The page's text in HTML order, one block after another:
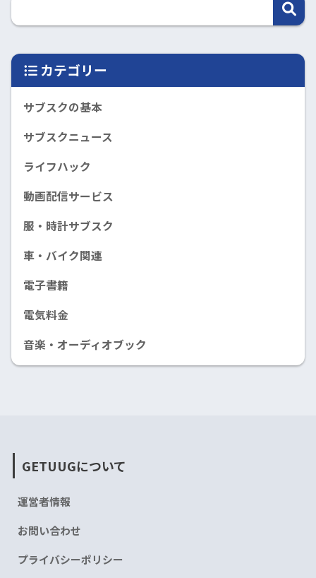
カテゴリー
サブスクの基本
サブスクニュース
ライフハック
動画配信サービス
服・時計サブスク
車・バイク関連
電子書籍
電気料金
音楽・オーディオブック
GETUUGについて
運営者情報
お問い合わせ
プライバシーポリシー